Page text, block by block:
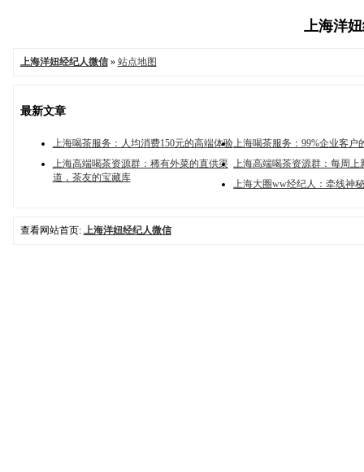
上海洋
上海洋妞经纪人微信» 站点地图
最新文章
上海喝茶服务：人均消费150元的高端体验上海喝茶服务：99%企业客户
上海高端喝茶资源群：稀有外菜的直供渠
道，茶友的宝藏库
上海高端喝茶资源群：每周上
上海大圈ww经纪人：牵线神
查看网站首页: 上海洋妞经纪人微信